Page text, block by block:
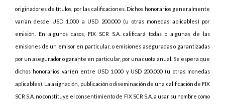
originadores de títulos, por las calificaciones. Dichos honorarios generalmente
varían desde USD 1.000 a USD 200.000 (u otras monedas aplicables) por
emisión. En algunos casos, FIX SCR S.A. calificará todas o algunas de las
emisiones de un emisor en particular, o emisiones aseguradas o garantizadas
por un asegurador o garante en particular, por una cuota anual. Se espera que
dichos honorarios varíen entre USD 1.000 y USD 200.000 (u otras monedas
aplicables). La asignación, publicación o diseminación de una calificación de FIX
SCR S.A. no constituye el consentimiento de FIX SCR S.A. a usar su nombre como